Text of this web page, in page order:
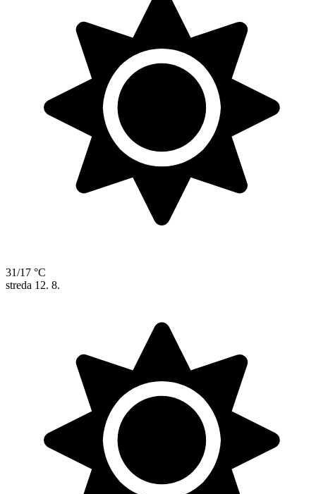
31/17 °C
streda 12. 8.